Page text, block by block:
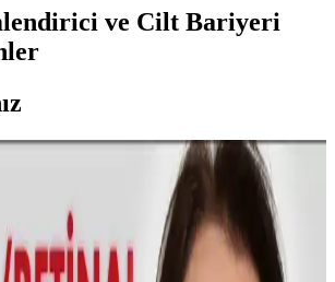
ve Cilt Bariyeri
140 Titanyum İğneli ve 30 ml
ile Cilt Bakımında Yenilikçi Çözüm
140 titanyum iğneli ve 30 ml kolajen serumu,
ve yüksek kalite özellikleriyle cilt
çözümler sunar.